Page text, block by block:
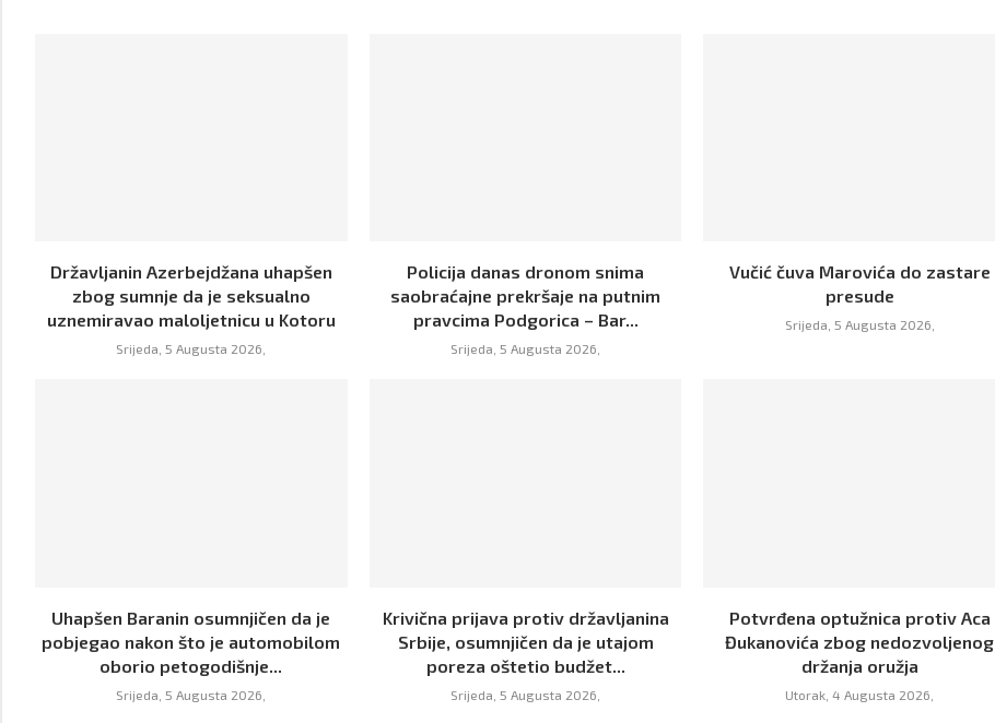
Državljanin Azerbejdžana uhapšen
zbog sumnje da je seksualno
uznemiravao maloljetnicu u Kotoru
Srijeda, 5 Augusta 2026,
Policija danas dronom snima
saobraćajne prekršaje na putnim
pravcima Podgorica – Bar...
Srijeda, 5 Augusta 2026,
Vučić čuva Marovića do zastare
presude
Srijeda, 5 Augusta 2026,
Uhapšen Baranin osumnjičen da je
pobjegao nakon što je automobilom
oborio petogodišnje...
Srijeda, 5 Augusta 2026,
Krivična prijava protiv državljanina
Srbije, osumnjičen da je utajom
poreza oštetio budžet...
Srijeda, 5 Augusta 2026,
Potvrđena optužnica protiv Aca
Đukanovića zbog nedozvoljenog
držanja oružja
Utorak, 4 Augusta 2026,